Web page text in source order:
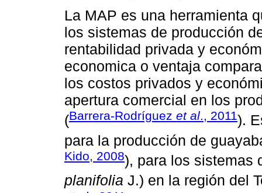
La MAP es una herramienta
los sistemas de producción
rentabilidad privada y
economica o ventaja
los costos privados y
apertura comercial en los
(Barrera-Rodríguez et al., 2011).
para la producción de
Kido, 2008), para los sistemas
planifolia J.) en la región del